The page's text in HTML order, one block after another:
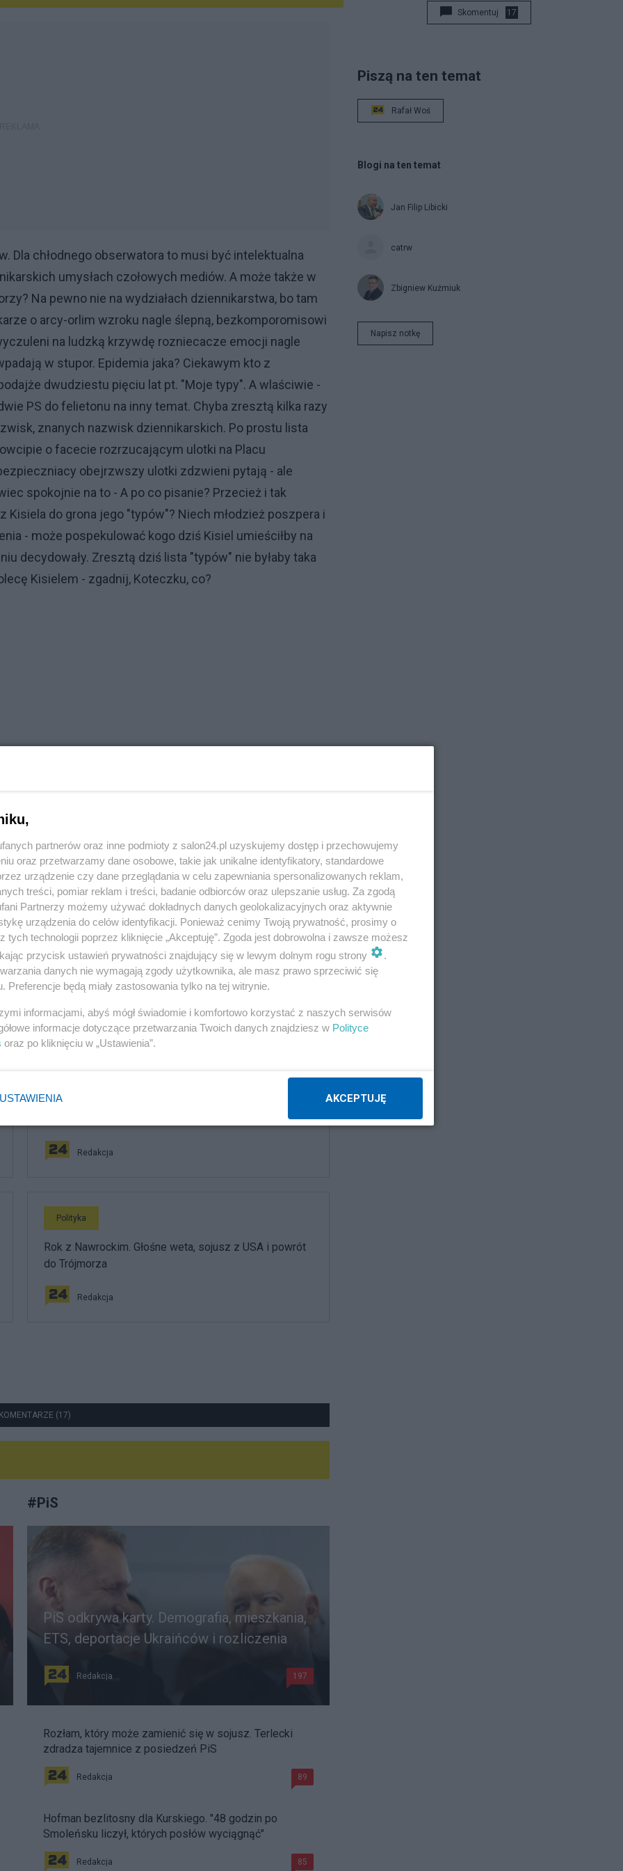
Dla chłodnego obserwatora to musi być intelektualna
umysłach czołowych mediów. A może także w
Na pewno nie na wydziałach dziennikarstwa, bo tam
o arcy-orlim wzroku nagle ślepną, bezkomporomisowi
na ludzką krzywdę rozniecacze emocji nagle
w stupor. Epidemia jaka? Ciekawym kto z
dwudziestu pięciu lat pt. "Moje typy". A wlaściwie -
PS do felietonu na inny temat. Chyba zresztą kilka razy
znanych nazwisk dziennikarskich. Po prostu lista
o facecie rozrzucającym ulotki na Placu
obejrzwszy ulotki zdzwieni pytają - ale
spokojnie na to - A po co pisanie? Przecież i tak
do grona jego "typów"? Niech młodzież poszpera i
- może pospekulować kogo dziś Kisiel umieściłby na
decydowały. Zresztą dziś lista "typów" nie byłaby taka
Kisielem - zgadnij, Koteczku, co?
17 Obserwuj notkę
PiS odkrywa karty. Demografia, mieszkania, ETS,
Redakcja
Polityka
Rok z Nawrockim. Głośne weta, sojusz z USA i powrót
do Trójmorza
Redakcja
(17)
#PiS
PiS odkrywa karty. Demografia, mieszkania,
ETS, deportacje Ukraińców i rozliczenia
Redakcja 197
Rozłam, który może zamienić się w sojusz. Terlecki
zdradza tajemnice z posiedzeń PiS
Redakcja 89
Hofman bezlitosny dla Kurskiego. "48 godzin po
Smoleńsku liczył, których posłów wyciągnąć"
Redakcja 85
Skomentuj 17
Piszą na ten temat
Rafał Woś
Blogi na ten temat
Jan Filip Libicki
catrw
Zbigniew Kuźmiuk
Napisz notkę
partnerów oraz inne podmioty z salon24.pl uzyskujemy dostęp i przechowujemy
oraz przetwarzamy dane osobowe, takie jak unikalne identyfikatory, standardowe
urządzenie czy dane przeglądania w celu zapewniania spersonalizowanych reklam,
treści, pomiar reklam i treści, badanie odbiorców oraz ulepszanie usług. Za zgodą
Partnerzy możemy używać dokładnych danych geolokalizacyjnych oraz aktywnie
urządzenia do celów identyfikacji. Ponieważ cenimy Twoją prywatność, prosimy o
tych technologii poprzez kliknięcie „Akceptuję”. Zgoda jest dobrowolna i zawsze możesz
przycisk ustawień prywatności znajdujący się w lewym dolnym rogu strony
.
danych nie wymagają zgody użytkownika, ale masz prawo sprzeciwić się
Preferencje będą miały zastosowania tylko na tej witrynie.
informacjami, abyś mógł świadomie i komfortowo korzystać z naszych serwisów
informacje dotyczące przetwarzania Twoich danych znajdziesz w Polityce
oraz po kliknięciu w „Ustawienia”.
USTAWIENIA AKCEPTUJĘ